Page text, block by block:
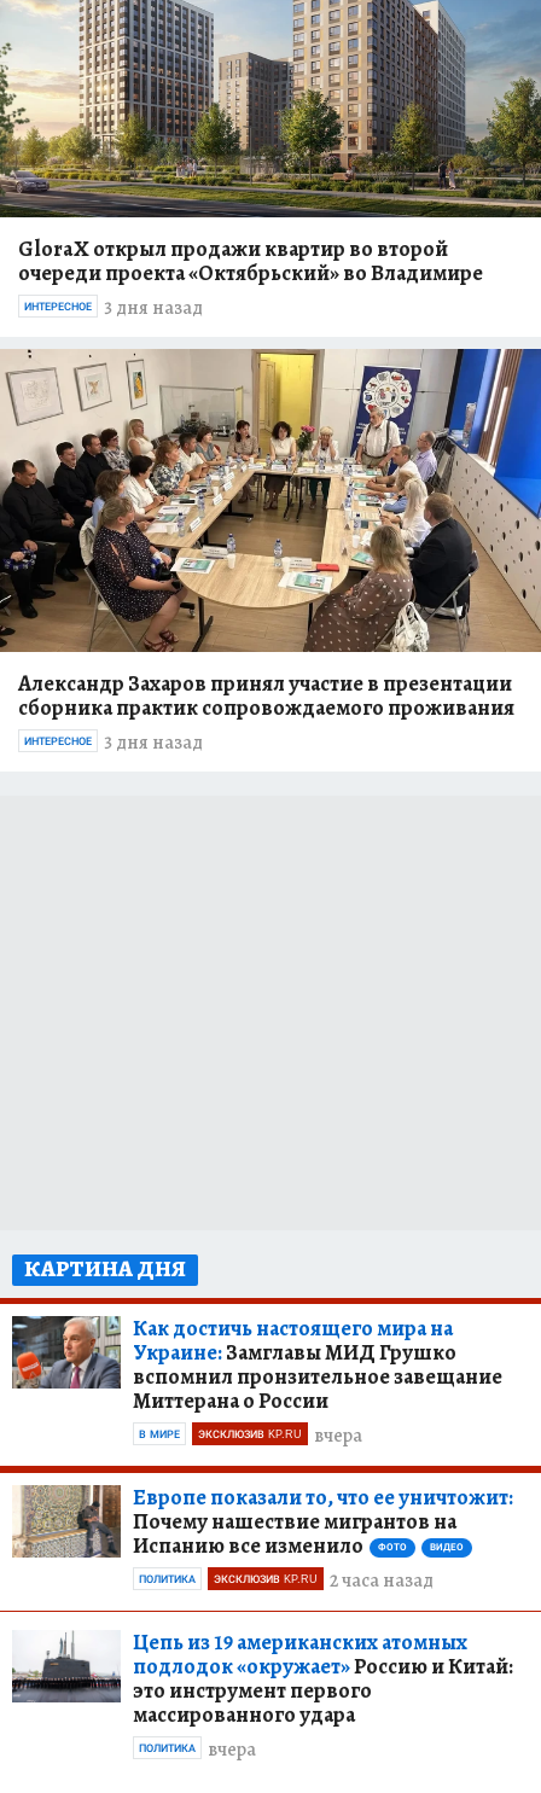
GloraX открыл продажи квартир во второй
очереди проекта «Октябрьский» во Владимире
3 дня назад
ИНТЕРЕСНОЕ
Александр Захаров принял участие в презентации
сборника практик сопровождаемого проживания
3 дня назад
ИНТЕРЕСНОЕ
КАРТИНА ДНЯ
Как достичь настоящего мира на
Украине:Замглавы МИД Грушко
вспомнил пронзительное завещание
Миттерана о России
вчера
В МИРЕ ЭКСКЛЮЗИВ KP.RU
Европе показали то, что ее уничтожит:
Почему нашествие мигрантов на
Испанию все изменило
ФОТО ВИДЕО
2 часа назад
ПОЛИТИКА ЭКСКЛЮЗИВ KP.RU
Цепь из 19 американских атомных
подлодок «окружает»Россию и Китай:
это инструмент первого
массированного удара
вчера
ПОЛИТИКА